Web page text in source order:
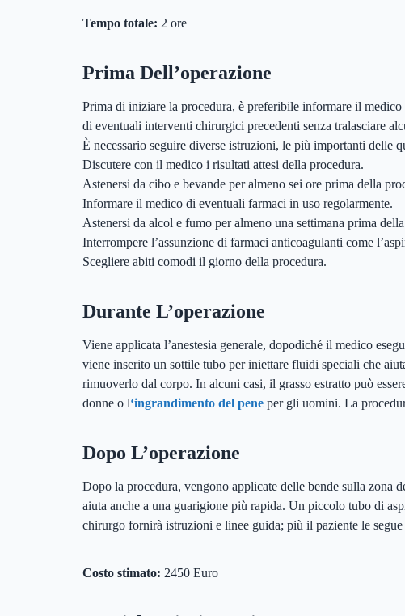
Tempo totale: 2 ore
Prima Dell’operazione
Prima di iniziare la procedura, è preferibile informare il
di eventuali interventi chirurgici precedenti senza tralasciare
È necessario seguire diverse istruzioni, le più importanti delle
Discutere con il medico i risultati attesi della procedura.
Astenersi da cibo e bevande per almeno sei ore prima della
Informare il medico di eventuali farmaci in uso regolarmente.
Astenersi da alcol e fumo per almeno una settimana prima
Interrompere l’assunzione di farmaci anticoagulanti come
Scegliere abiti comodi il giorno della procedura.
Durante L’operazione
Viene applicata l’anestesia generale, dopodiché il medico
viene inserito un sottile tubo per iniettare fluidi speciali che
rimuoverlo dal corpo. In alcuni casi, il grasso estratto può
donne o l‘ingrandimento del pene per gli uomini. La
Dopo L’operazione
Dopo la procedura, vengono applicate delle bende sulla zona
aiuta anche a una guarigione più rapida. Un piccolo tubo di
chirurgo fornirà istruzioni e linee guida; più il paziente le
Costo stimato: 2450 Euro